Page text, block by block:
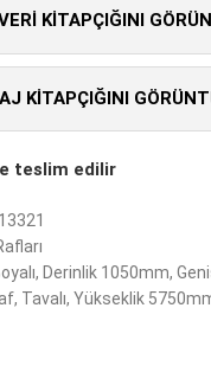
KITAPÇIĞINI
KITAPÇIĞINI
, Derinlik 1050mm,
, Tavalı, Yükseklik